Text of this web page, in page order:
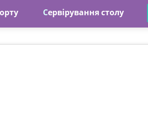
Сервірування столу